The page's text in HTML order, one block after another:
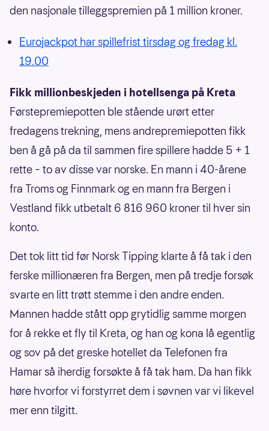
den nasjonale tilleggspremien på 1 million kroner.
Eurojackpot har spillefrist tirsdag og fredag kl.
19.00
Fikk millionbeskjeden i hotellsenga på Kreta
Førstepremiepotten ble stående urørt etter
fredagens trekning, mens andrepremiepotten fikk
ben å gå på da til sammen fire spillere hadde 5 + 1
rette – to av disse var norske. En mann i 40-årene
fra Troms og Finnmark og en mann fra Bergen i
Vestland fikk utbetalt 6 816 960 kroner til hver sin
konto.
Det tok litt tid før Norsk Tipping klarte å få tak i den
ferske millionæren fra Bergen, men på tredje forsøk
svarte en litt trøtt stemme i den andre enden.
Mannen hadde stått opp grytidlig samme morgen
for å rekke et fly til Kreta, og han og kona lå egentlig
og sov på det greske hotellet da Telefonen fra
Hamar så iherdig forsøkte å få tak ham. Da han fikk
høre hvorfor vi forstyrret dem i søvnen var vi likevel
mer enn tilgitt.